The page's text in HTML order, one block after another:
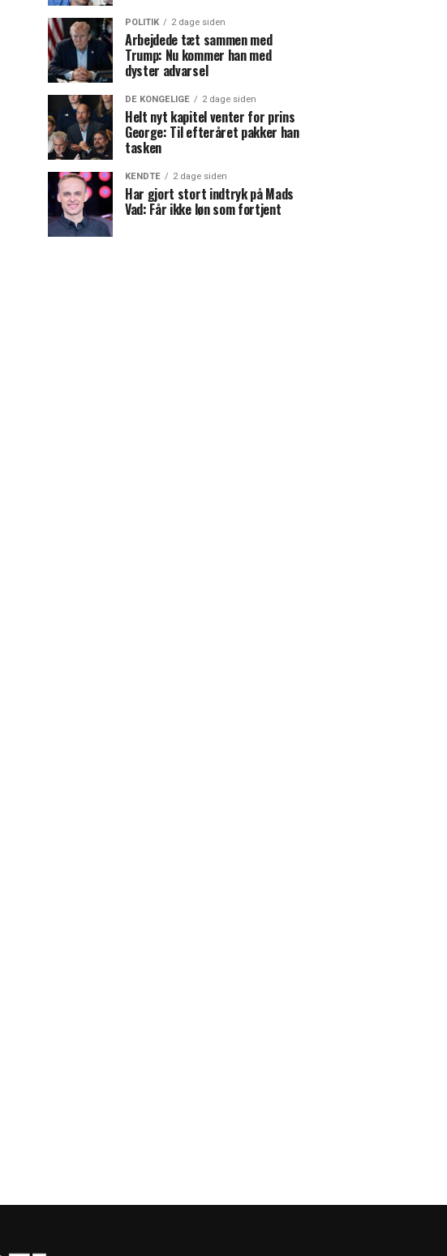
POLITIK 2 dage siden
Arbejdede tæt sammen med
Trump: Nu kommer han med
dyster advarsel
DE KONGELIGE 2 dage siden
Helt nyt kapitel venter for prins
George: Til efteråret pakker han
tasken
KENDTE 2 dage siden
Har gjort stort indtryk på Mads
Vad: Får ikke løn som fortjent